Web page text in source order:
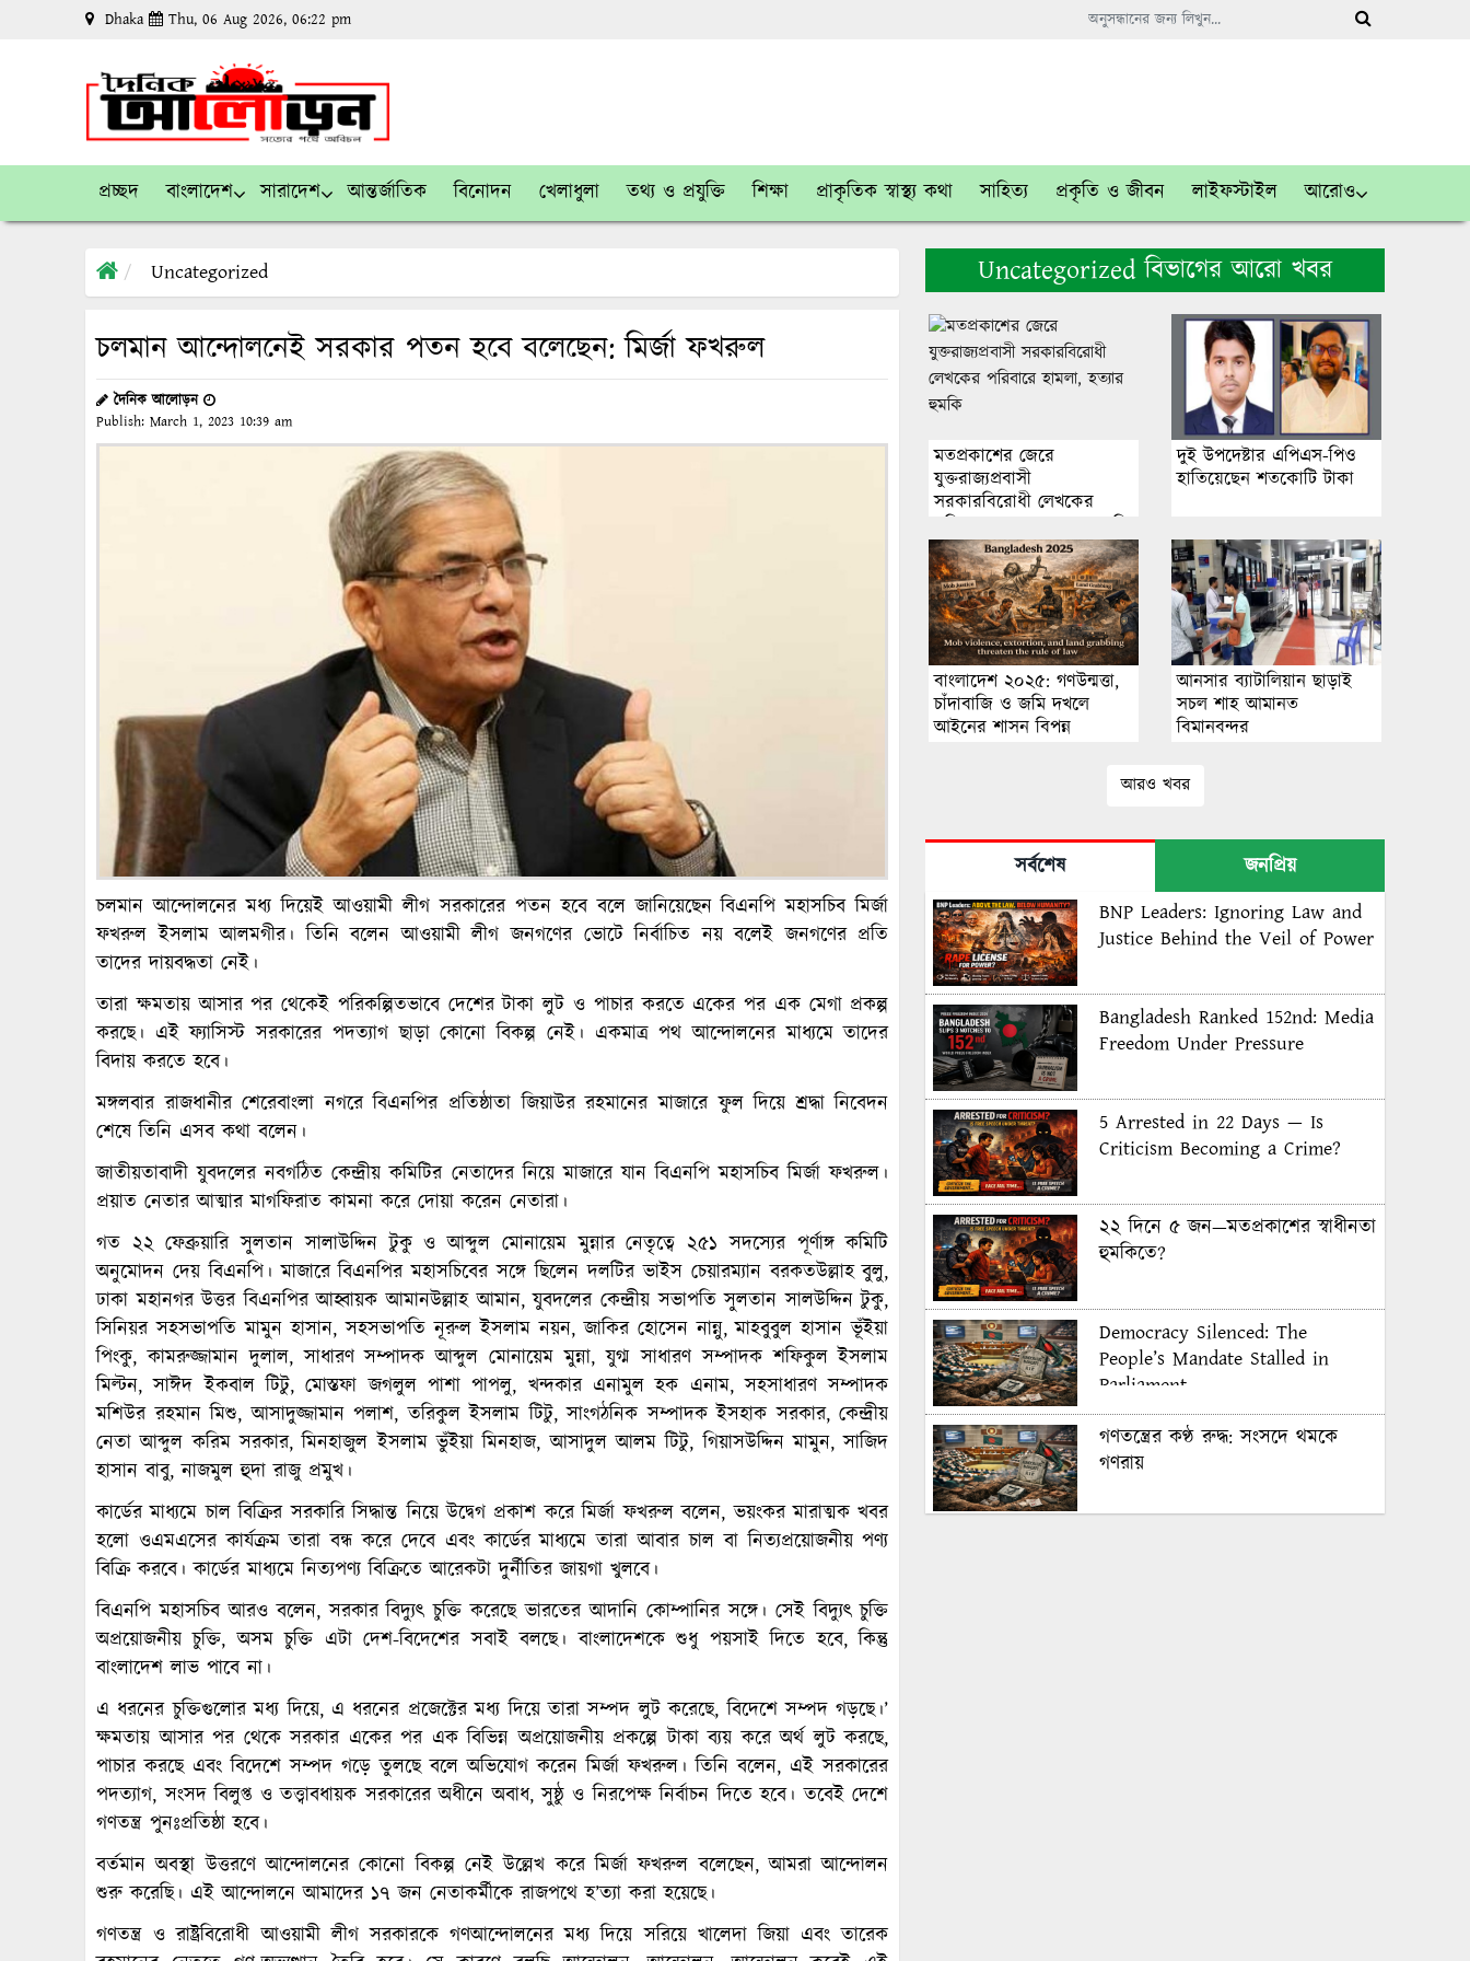
Dhaka Thu, 06 Aug 2026, 06:22 pm
প্রচ্ছদ বাংলাদেশ সারাদেশ আন্তর্জাতিক বিনোদন খেলাধুলা তথ্য ও প্রযুক্তি শিক্ষা প্রাকৃতিক স্বাস্থ্য কথা সাহিত্য প্রকৃতি ও জীবন লাইফস্টাইল আরোও
Uncategorized
চলমান আন্দোলনেই সরকার পতন হবে বলেছেন: মির্জা ফখরুল
দৈনিক আলোড়ন
Publish: March 1, 2023 10:39 am
চলমান আন্দোলনের মধ্য দিয়েই আওয়ামী লীগ সরকারের পতন হবে বলে জানিয়েছেন বিএনপি মহাসচিব মির্জা
ফখরুল ইসলাম আলমগীর। তিনি বলেন আওয়ামী লীগ জনগণের ভোটে নির্বাচিত নয় বলেই জনগণের প্রতি
তাদের দায়বদ্ধতা নেই।
তারা ক্ষমতায় আসার পর থেকেই পরিকল্পিতভাবে দেশের টাকা লুট ও পাচার করতে একের পর এক মেগা প্রকল্প
করছে। এই ফ্যাসিস্ট সরকারের পদত্যাগ ছাড়া কোনো বিকল্প নেই। একমাত্র পথ আন্দোলনের মাধ্যমে তাদের
বিদায় করতে হবে।
মঙ্গলবার রাজধানীর শেরেবাংলা নগরে বিএনপির প্রতিষ্ঠাতা জিয়াউর রহমানের মাজারে ফুল দিয়ে শ্রদ্ধা নিবেদন
শেষে তিনি এসব কথা বলেন।
জাতীয়তাবাদী যুবদলের নবগঠিত কেন্দ্রীয় কমিটির নেতাদের নিয়ে মাজারে যান বিএনপি মহাসচিব মির্জা ফখরুল।
প্রয়াত নেতার আত্মার মাগফিরাত কামনা করে দোয়া করেন নেতারা।
গত ২২ ফেব্রুয়ারি সুলতান সালাউদ্দিন টুকু ও আব্দুল মোনায়েম মুন্নার নেতৃত্বে ২৫১ সদস্যের পূর্ণাঙ্গ কমিটি
অনুমোদন দেয় বিএনপি। মাজারে বিএনপির মহাসচিবের সঙ্গে ছিলেন দলটির ভাইস চেয়ারম্যান বরকতউল্লাহ বুলু,
ঢাকা মহানগর উত্তর বিএনপির আহ্বায়ক আমানউল্লাহ আমান, যুবদলের কেন্দ্রীয় সভাপতি সুলতান সালউদ্দিন টুকু,
সিনিয়র সহসভাপতি মামুন হাসান, সহসভাপতি নূরুল ইসলাম নয়ন, জাকির হোসেন নান্নু, মাহবুবুল হাসান ভূঁইয়া
পিংকু, কামরুজ্জামান দুলাল, সাধারণ সম্পাদক আব্দুল মোনায়েম মুন্না, যুগ্ম সাধারণ সম্পাদক শফিকুল ইসলাম
মিল্টন, সাঈদ ইকবাল টিটু, মোস্তফা জগলুল পাশা পাপলু, খন্দকার এনামুল হক এনাম, সহসাধারণ সম্পাদক
মশিউর রহমান মিশু, আসাদুজ্জামান পলাশ, তরিকুল ইসলাম টিটু, সাংগঠনিক সম্পাদক ইসহাক সরকার, কেন্দ্রীয়
নেতা আব্দুল করিম সরকার, মিনহাজুল ইসলাম ভুঁইয়া মিনহাজ, আসাদুল আলম টিটু, গিয়াসউদ্দিন মামুন, সাজিদ
হাসান বাবু, নাজমুল হুদা রাজু প্রমুখ।
কার্ডের মাধ্যমে চাল বিক্রির সরকারি সিদ্ধান্ত নিয়ে উদ্বেগ প্রকাশ করে মির্জা ফখরুল বলেন, ভয়ংকর মারাত্মক খবর
হলো ওএমএসের কার্যক্রম তারা বন্ধ করে দেবে এবং কার্ডের মাধ্যমে তারা আবার চাল বা নিত্যপ্রয়োজনীয় পণ্য
বিক্রি করবে। কার্ডের মাধ্যমে নিত্যপণ্য বিক্রিতে আরেকটা দুর্নীতির জায়গা খুলবে।
বিএনপি মহাসচিব আরও বলেন, সরকার বিদ্যুৎ চুক্তি করেছে ভারতের আদানি কোম্পানির সঙ্গে। সেই বিদ্যুৎ চুক্তি
অপ্রয়োজনীয় চুক্তি, অসম চুক্তি এটা দেশ-বিদেশের সবাই বলছে। বাংলাদেশকে শুধু পয়সাই দিতে হবে, কিন্তু
বাংলাদেশ লাভ পাবে না।
এ ধরনের চুক্তিগুলোর মধ্য দিয়ে, এ ধরনের প্রজেক্টের মধ্য দিয়ে তারা সম্পদ লুট করেছে, বিদেশে সম্পদ গড়ছে।’
ক্ষমতায় আসার পর থেকে সরকার একের পর এক বিভিন্ন অপ্রয়োজনীয় প্রকল্পে টাকা ব্যয় করে অর্থ লুট করছে,
পাচার করছে এবং বিদেশে সম্পদ গড়ে তুলছে বলে অভিযোগ করেন মির্জা ফখরুল। তিনি বলেন, এই সরকারের
পদত্যাগ, সংসদ বিলুপ্ত ও তত্ত্বাবধায়ক সরকারের অধীনে অবাধ, সুষ্ঠু ও নিরপেক্ষ নির্বাচন দিতে হবে। তবেই দেশে
গণতন্ত্র পুনঃপ্রতিষ্ঠা হবে।
বর্তমান অবস্থা উত্তরণে আন্দোলনের কোনো বিকল্প নেই উল্লেখ করে মির্জা ফখরুল বলেছেন, আমরা আন্দোলন
শুরু করেছি। এই আন্দোলনে আমাদের ১৭ জন নেতাকর্মীকে রাজপথে হ’ত্যা করা হয়েছে।
গণতন্ত্র ও রাষ্ট্রবিরোধী আওয়ামী লীগ সরকারকে গণআন্দোলনের মধ্য দিয়ে সরিয়ে খালেদা জিয়া এবং তারেক
Uncategorized বিভাগের আরো খবর
মতপ্রকাশের জেরে
যুক্তরাজ্যপ্রবাসী
সরকারবিরোধী লেখকের
পরিবারে হামলা, হত্যার হুমকি
দুই উপদেষ্টার এপিএস-পিও
হাতিয়েছেন শতকোটি টাকা
বাংলাদেশ ২০২৫: গণউন্মত্তা,
চাঁদাবাজি ও জমি দখলে
আইনের শাসন বিপন্ন
আনসার ব্যাটালিয়ান ছাড়াই
সচল শাহ আমানত
বিমানবন্দর
আরও খবর
সর্বশেষ
জনপ্রিয়
BNP Leaders: Ignoring Law and
Justice Behind the Veil of Power
Bangladesh Ranked 152nd: Media
Freedom Under Pressure
5 Arrested in 22 Days — Is
Criticism Becoming a Crime?
২২ দিনে ৫ জন—মতপ্রকাশের স্বাধীনতা
হুমকিতে?
Democracy Silenced: The
People’s Mandate Stalled in
Parliament
গণতন্ত্রের কণ্ঠ রুদ্ধ: সংসদে থমকে
গণরায়